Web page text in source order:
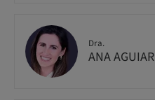
Dra.
ANA AGUIAR